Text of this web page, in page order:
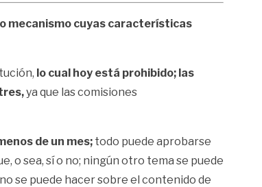
mecanismo cuyas características
lo cual hoy está prohibido; las
ya que las comisiones
de un mes; todo puede aprobarse
o sea, sí o no; ningún otro tema se puede
se puede hacer sobre el contenido de